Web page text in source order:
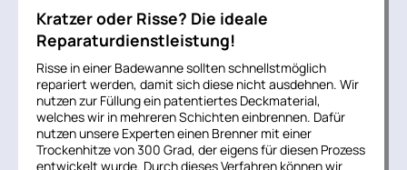
Kratzer oder Risse? Die ideale
Reparaturdienstleistung!
Risse in einer Badewanne sollten schnellstmöglich
repariert werden, damit sich diese nicht ausdehnen. Wir
nutzen zur Füllung ein patentiertes Deckmaterial,
welches wir in mehreren Schichten einbrennen. Dafür
nutzen unsere Experten einen Brenner mit einer
Trockenhitze von 300 Grad, der eigens für diesen Prozess
entwickelt wurde. Durch dieses Verfahren können wir